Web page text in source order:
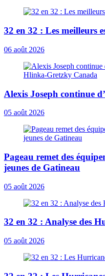
32 en 32 : Les meilleurs
06 août 2026
Alexis Joseph continue
05 août 2026
Pageau remet des
jeunes de Gatineau
05 août 2026
32 en 32 : Analyse des
05 août 2026